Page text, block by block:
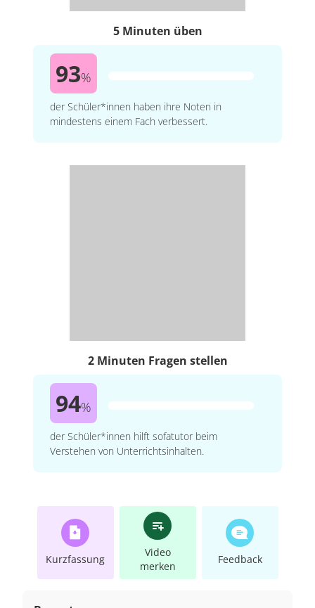
5 Minuten üben
93%
der Schüler*innen haben ihre Noten in
mindestens einem Fach verbessert.
2 Minuten Fragen stellen
94%
der Schüler*innen hilft sofatutor beim
Verstehen von Unterrichtsinhalten.
Kurzfassung
Video
merken
Feedback